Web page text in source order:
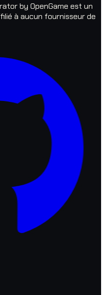
by OpenGame est un
à aucun fournisseur de